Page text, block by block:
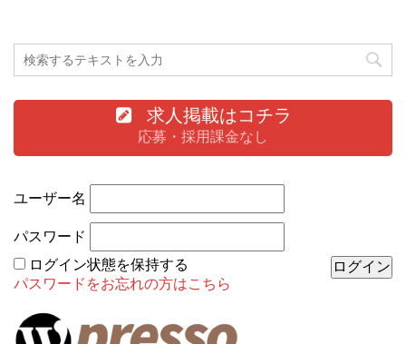
求人掲載はコチラ
応募・採用課金なし
ユーザー名
パスワード
ログイン状態を保持する
パスワードをお忘れの方はこちら